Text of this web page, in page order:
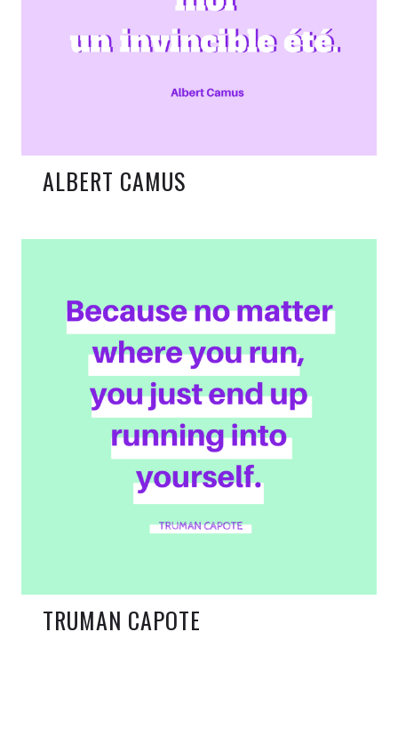
ALBERT CAMUS
TRUMAN CAPOTE